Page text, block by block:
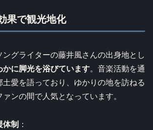
果で観光地化
ングライターの藤井風さんの出身地とし
かに脚光を浴びています。音楽活動を通
土愛を語っており、ゆかりの地を訪ねる
ァンの間で人気となっています。
体制 ：